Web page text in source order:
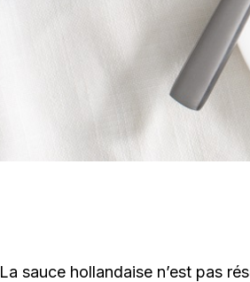
La sauce hollandaise n’est pas